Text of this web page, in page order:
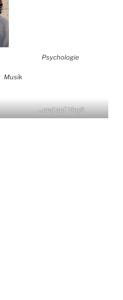
Psychologie
Musik
…und auf Vinyl!